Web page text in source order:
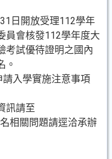
日開放受理112學年
員會核發112學年度大
考試優待證明之國內
。
入學實施注意事項
訊請至
相關問題請逕洽承辦